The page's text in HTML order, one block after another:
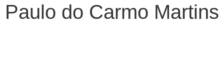
Paulo do Carmo Martins